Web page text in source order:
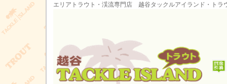
エリアトラウト・渓流専門店 越谷タックルアイランド・トラ